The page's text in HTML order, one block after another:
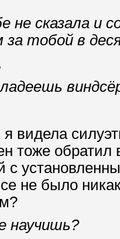
не сказала и
тобой в
видела
тоже
с
не было
научишь?